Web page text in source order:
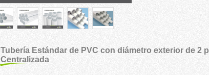
Tubería Estándar de PVC con diámetro exterior de 2
Centralizada